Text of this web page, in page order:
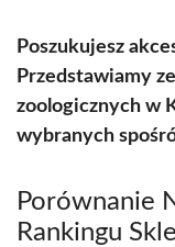
Poszukujesz
Przedstawiamy
zoologicznych w
wybranych
Porównanie
Rankingu